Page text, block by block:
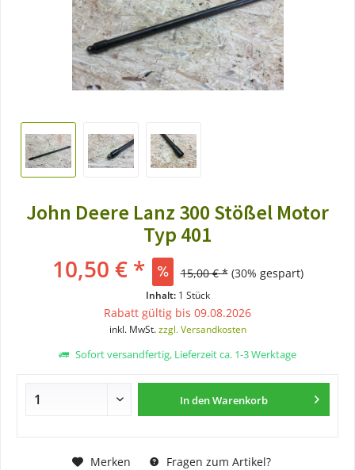
John Deere Lanz 300 Stößel Motor
Typ 401
10,50 € * 15,00 € * (30% gespart)
Inhalt: 1 Stück
Rabatt gültig bis 09.08.2026
inkl. MwSt.zzgl. Versandkosten
Sofort versandfertig, Lieferzeit ca. 1-3 Werktage
In denWarenkorb
Merken Fragen zum Artikel?